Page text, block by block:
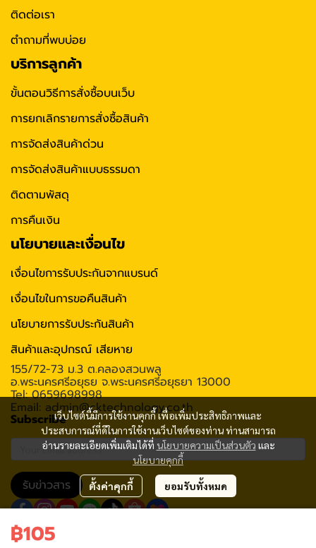
฿105
เว็บไซต์นี้มีการใช้งานคุกกี้ เพื่อเพิ่มประสิทธิภาพและ
ประสบการณ์ที่ดีในการใช้งานเว็บไซต์ของท่าน ท่านสามารถ
อ่านรายละเอียดเพิ่มเติมได้ที่ นโยบายความเป็นส่วนตัว และ
นโยบายคุกกี้
ตั้งค่าคุกกี้ ยอมรับทั้งหมด
ติดต่อเรา
ตำถามที่พบบ่อย
บริการลูกค้า
ขั้นตอนวิธีการสั่งซื้อบนเว็บ
การยกเลิกรายการสั่งซื้อสินค้า
การจัดส่งสินค้าด่วน
การจัดส่งสินค้าแบบธรรมดา
ติดตามพัสดุ
การคืนเงิน
นโยบายและเงื่อนไข
เงื่อนไขการรับประกันจากแบรนด์
เงื่อนไขในการขอคืนสินค้า
นโยบายการรับประกันสินค้า
สินค้าและอุปกรณ์ เสียหาย
155/72-73 ม.3 ต.คลองสวนพลู
อ.พระนครศรีอยุธย จ.พระนครศรีอยุธยา 13000
Tel: 0659698998
Email: admin@cktechnology.co.th
Subscribe
รับข่าวสาร